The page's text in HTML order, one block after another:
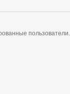
пользователи.